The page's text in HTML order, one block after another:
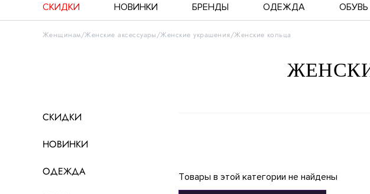
СКИДКИ НОВИНКИ БРЕНДЫ ОДЕЖДА ОБУВЬ
Женщинам Женские аксессуары Женские украшения Женские кольца
СКИДКИ
НОВИНКИ
ОДЕЖДА
Товары в этой категории не найдены